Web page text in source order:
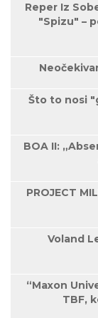
Reper Iz
"Spizu" –
Što to nosi
BOA II:
PROJECT
Voland
“Maxon
TBF,